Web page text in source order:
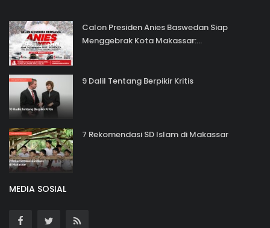
Calon Presiden Anies Baswedan Siap
Menggebrak Kota Makassar:...
9 Dalil Tentang Berpikir Kritis
7 Rekomendasi SD Islam di Makassar
MEDIA SOSIAL